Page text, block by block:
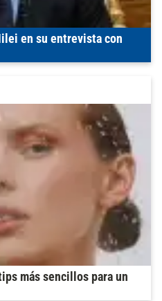
en su entrevista con
más sencillos para un